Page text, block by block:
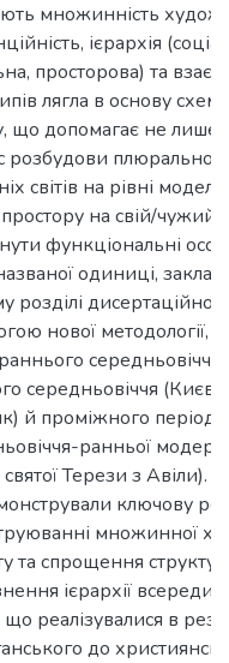
множинність
ієрархія
просторова) та
лягла в основу
що допомагає не лише
розбудови плюральної
світів на рівні
простору на свій/
функціональні
одиниці,
розділі
нової методології,
середньовіччя
й проміжного періоду
ранньої
Терези з Авіли).
ключову
множинної
та спрощення
ієрархії
що реалізувалися в
до